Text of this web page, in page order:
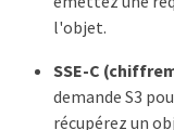
l'objet.
SSE-C
demande S3
récupérez un